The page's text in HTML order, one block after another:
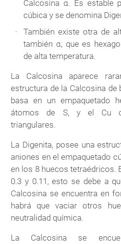
Calcosina α. Es estable
cúbica y se denomina
También existe otra de
también α, que es
de alta temperatura.
La Calcosina aparece
estructura de la Calcosina de
basa en un empaquetado
átomos de S, y el Cu
triangulares.
La Digenita, posee una
aniones en el empaquetado
en los 8 huecos tetraédricos.
0.3 y 0.11, esto se debe a
Calcosina se encuentra en
habrá que vaciar otros
neutralidad química.
La Calcosina se